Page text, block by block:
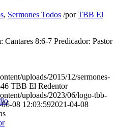
, Sermones Todos /porTBB El
8:6-7 Predicador: Pastor
uploads/2015/12/sermones-
TBB El Redentor
uploads/2023/06/logo-tbb-
08 12:03:592021-04-08